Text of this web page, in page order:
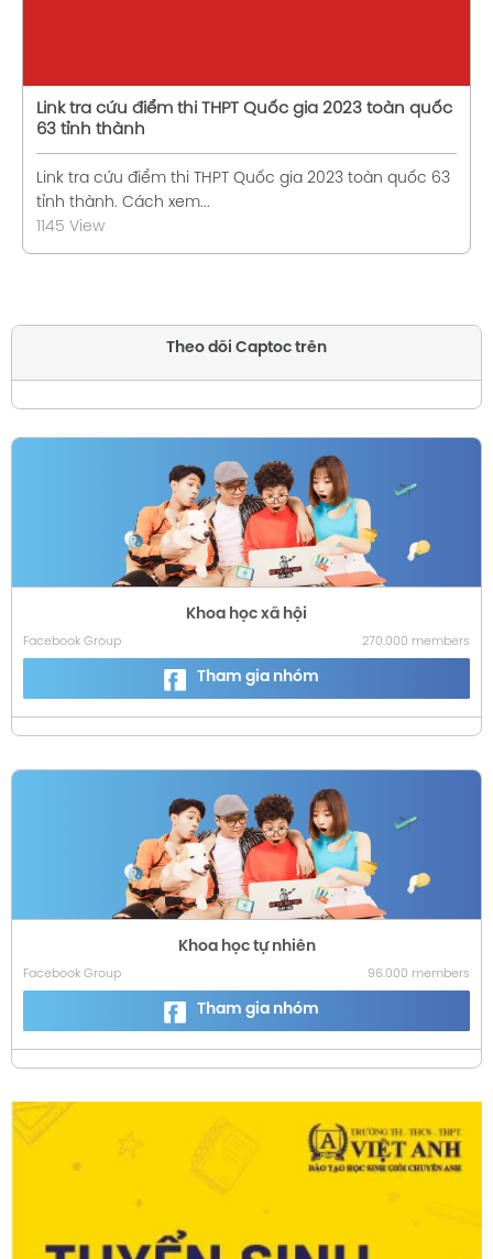
Link tra cứu điểm thi THPT Quốc gia 2023 toàn quốc
63 tỉnh thành
Link tra cứu điểm thi THPT Quốc gia 2023 toàn quốc 63
tỉnh thành. Cách xem...
1145 View
Theo dõi Captoc trên
Khoa học xã hội
Facebook Group 270.000 members
Tham gia nhóm
Khoa học tự nhiên
Facebook Group 96.000 members
Tham gia nhóm